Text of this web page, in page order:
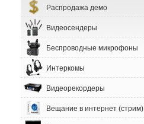
Распродажа демо
Видеосендеры
Беспроводные микрофоны
Интеркомы
Видеорекордеры
Вещание в интернет (стрим)